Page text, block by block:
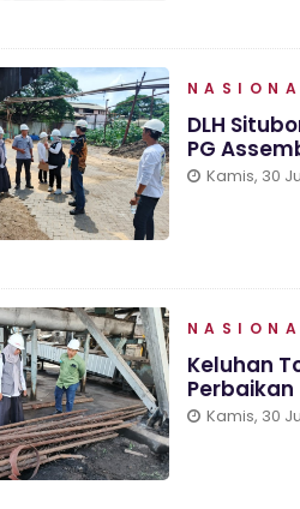
DLH
PG
Kamis, 30
Keluhan
Kamis, 30